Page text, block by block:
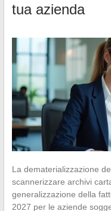
tua azienda
La dematerializzazione
scannerizzare archivi
generalizzazione della
2027 per le aziende